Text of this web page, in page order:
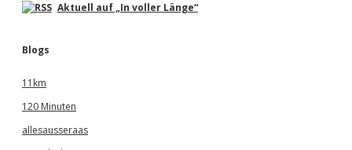
Aktuell auf „In voller Länge“
Blogs
11km
120 Minuten
allesausseraas